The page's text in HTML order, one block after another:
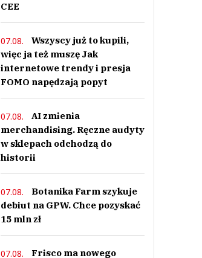
CEE
07.08.
Wszyscy już to kupili,
więc ja też muszę Jak
internetowe trendy i presja
FOMO napędzają popyt
07.08.
AI zmienia
merchandising. Ręczne audyty
w sklepach odchodzą do
historii
07.08.
Botanika Farm szykuje
debiut na GPW. Chce pozyskać
15 mln zł
07.08.
Frisco ma nowego